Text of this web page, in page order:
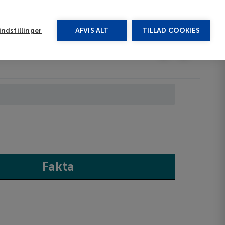
AFVIS ALT TILLAD COOKIES
Fakta